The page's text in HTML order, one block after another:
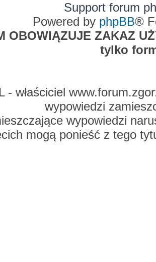
Support forum
Powered by phpBB®
OBOWIĄZUJE ZAKAZ
tylko
- właściciel
wypowiedzi
wypowiedzi
mogą ponieść z tego